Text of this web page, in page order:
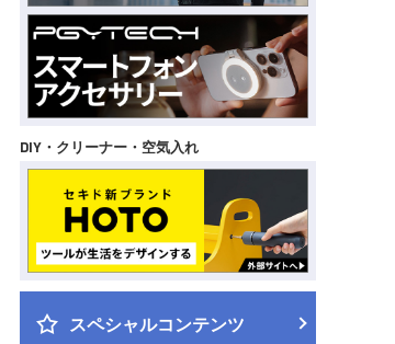
DIY・クリーナー・空気入れ
スペシャルコンテンツ